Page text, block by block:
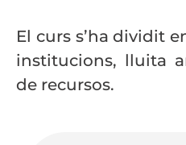
El curs s’ha dividit
institucions, lluita
de recursos.